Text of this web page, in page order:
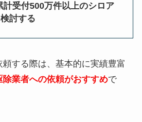
計受付500万件以上のシロア
討する
する際は、基本的に実績豊富
除業者への依頼がおすすめで